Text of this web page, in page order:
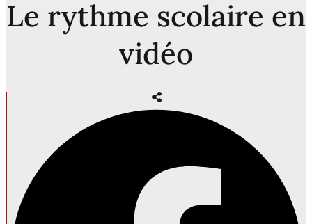
Le rythme scolaire en
vidéo